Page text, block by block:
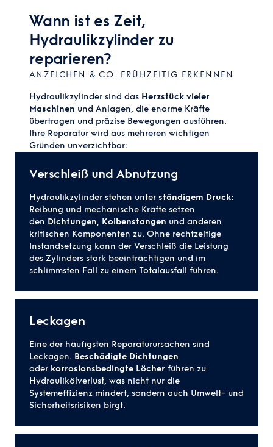
Wann ist es Zeit,
Hydraulikzylinder zu
reparieren?
ANZEICHEN & CO. FRÜHZEITIG ERKENNEN
Hydraulikzylinder sind das Herzstück vieler
Maschinen und Anlagen, die enorme Kräfte
übertragen und präzise Bewegungen ausführen.
Ihre Reparatur wird aus mehreren wichtigen
Gründen unverzichtbar:
Verschleiß und Abnutzung
Hydraulikzylinder stehen unter ständigem Druck:
Reibung und mechanische Kräfte setzen
den Dichtungen, Kolbenstangen und anderen
kritischen Komponenten zu. Ohne rechtzeitige
Instandsetzung kann der Verschleiß die Leistung
des Zylinders stark beeinträchtigen und im
schlimmsten Fall zu einem Totalausfall führen.
Leckagen
Eine der häufigsten Reparaturursachen sind
Leckagen. Beschädigte Dichtungen
oder korrosionsbedingte Löcher führen zu
Hydraulikölverlust, was nicht nur die
Systemeffizienz mindert, sondern auch Umwelt- und
Sicherheitsrisiken birgt.